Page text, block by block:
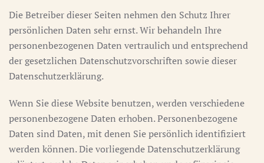
Die Betreiber dieser Seiten nehmen den Schutz Ihrer
persönlichen Daten sehr ernst. Wir behandeln Ihre
personenbezogenen Daten vertraulich und entsprechend
der gesetzlichen Datenschutzvorschriften sowie dieser
Datenschutzerklärung.
Wenn Sie diese Website benutzen, werden verschiedene
personenbezogene Daten erhoben. Personenbezogene
Daten sind Daten, mit denen Sie persönlich identifiziert
werden können. Die vorliegende Datenschutzerklärung